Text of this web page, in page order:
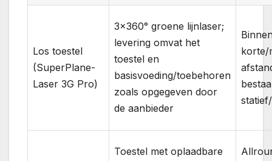
Los toestel
(SuperPlane-
Laser 3G Pro)
3×360° groene lijnlaser;
levering omvat het
toestel en
basisvoeding/toebehoren
zoals opgegeven door
de aanbieder
korte/
Toestel met oplaadbare